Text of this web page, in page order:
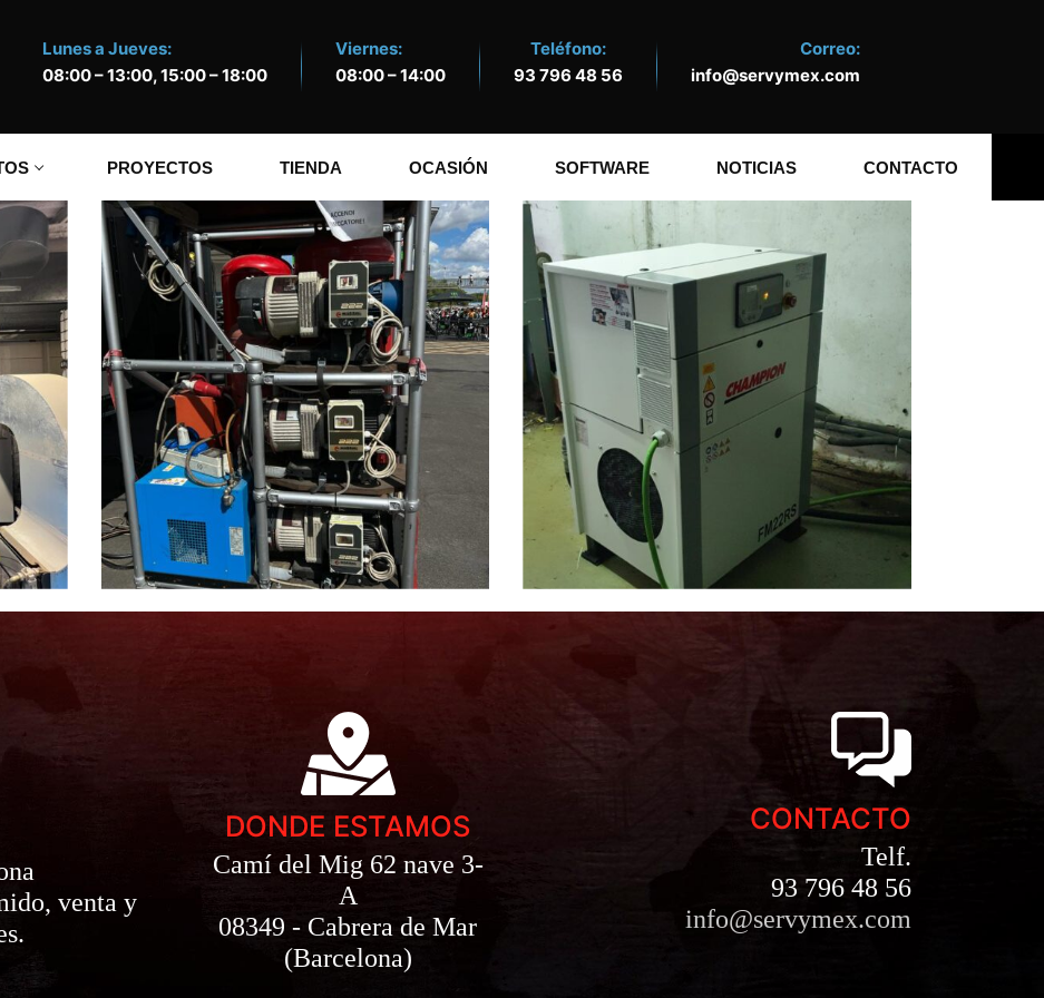
Lunes a Jueves:
08:00 – 13:00, 15:00 – 18:00
Viernes:
08:00 – 14:00
Teléfono:
93 796 48 56
Correo:
info@servymex.com
PROYECTOS TIENDA OCASIÓN SOFTWARE NOTICIAS CONTACTO
venta y
DONDE ESTAMOS
Camí del Mig 62 nave 3-
A
08349 - Cabrera de Mar
(Barcelona)
CONTACTO
Telf.
93 796 48 56
info@servymex.com